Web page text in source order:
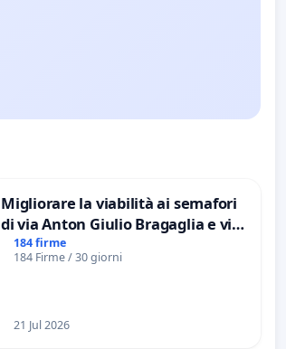
Migliorare la viabilità ai semafori
di via Anton Giulio Bragaglia e via
Tieri XV MUNICIPIO DI ROMA
184 firme
184 Firme / 30 giorni
21 Jul 2026